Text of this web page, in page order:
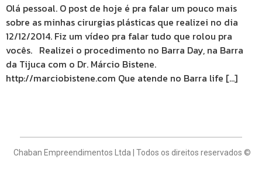
Olá pessoal. O post de hoje é pra falar um pouco mais
sobre as minhas cirurgias plásticas que realizei no dia
12/12/2014. Fiz um vídeo pra falar tudo que rolou pra
vocês. Realizei o procedimento no Barra Day, na Barra
da Tijuca com o Dr. Márcio Bistene.
http://marciobistene.com Que atende no Barra life […]
Chaban Empreendimentos Ltda | Todos os direitos reservados ©